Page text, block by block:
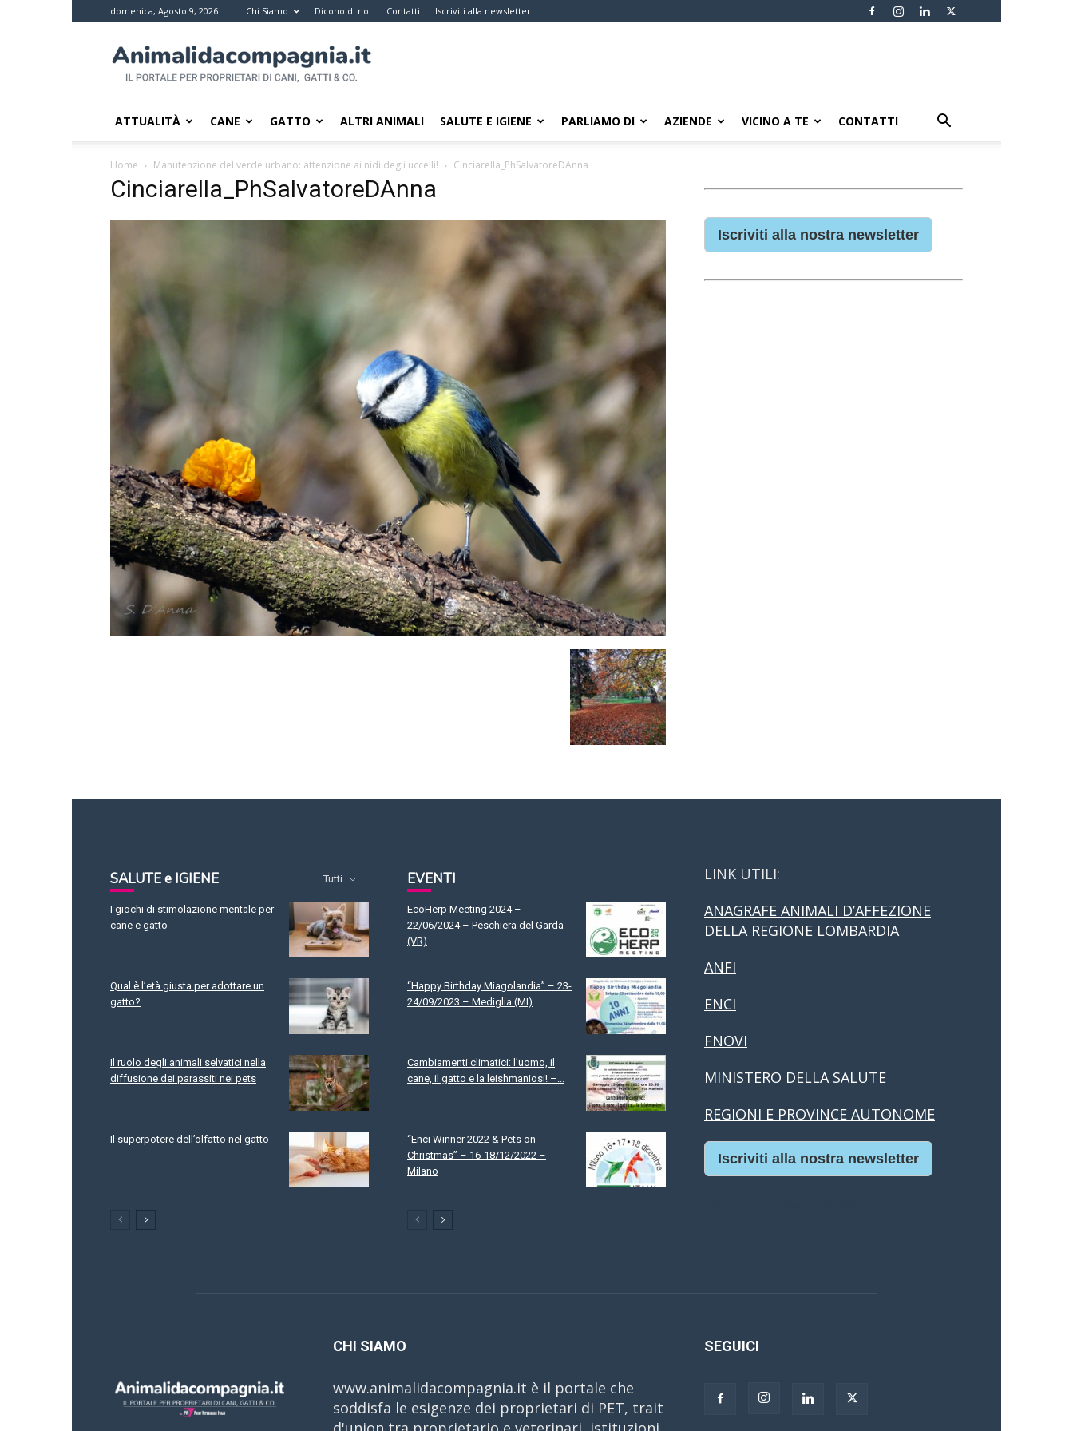
domenica, Agosto 9, 2026 Chi Siamo Dicono di noi Contatti Iscriviti alla newsletter
da
compagnia
Il
i
proprietari
di
ATTUALITÀ CANE GATTO ALTRI ANIMALI SALUTE E IGIENE PARLIAMO DI AZIENDE VICINO A TE CONTATTI
Home Manutenzione del verde urbano: attenzione ai nidi degli uccelli! Cinciarella_PhSalvatoreDAnna
Cinciarella_PhSalvatoreDAnna
Iscriviti alla nostra newsletter
SALUTE e IGIENE Tutti
I giochi di stimolazione mentale per
cane e gatto
Qual è l’età giusta per adottare un
gatto?
Il ruolo degli animali selvatici nella
diffusione dei parassiti nei pets
Il superpotere dell’olfatto nel gatto
EVENTI
EcoHerp Meeting 2024 –
22/06/2024 – Peschiera del Garda
(VR)
“Happy Birthday Miagolandia” – 23-
24/09/2023 – Mediglia (MI)
Cambiamenti climatici: l’uomo, il
cane, il gatto e la leishmaniosi! –...
“Enci Winner 2022 & Pets on
Christmas” – 16-18/12/2022 –
Milano
LINK UTILI:
ANAGRAFE ANIMALI D’AFFEZIONE
DELLA REGIONE LOMBARDIA
ANFI
ENCI
FNOVI
MINISTERO DELLA SALUTE
REGIONI E PROVINCE AUTONOME
Iscriviti alla nostra newsletter
CHI SIAMO
www.animalidacompagnia.it è il portale che
soddisfa le esigenze dei proprietari di PET, trait
SEGUICI